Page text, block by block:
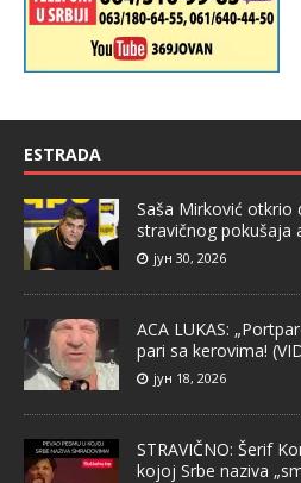
ESTRADA
Saša Mirković
stravičnog pokušaja
јун 30, 2026
ACA LUKAS:
pari sa kerovima!
јун 18, 2026
STRAVIČNO: Šerif
kojoj Srbe naziva